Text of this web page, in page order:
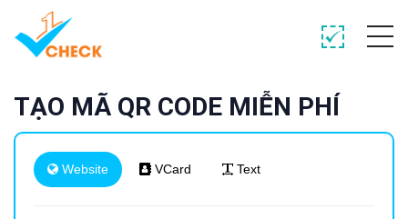
TẠO MÃ QR CODE MIỄN PHÍ
Website VCard Text